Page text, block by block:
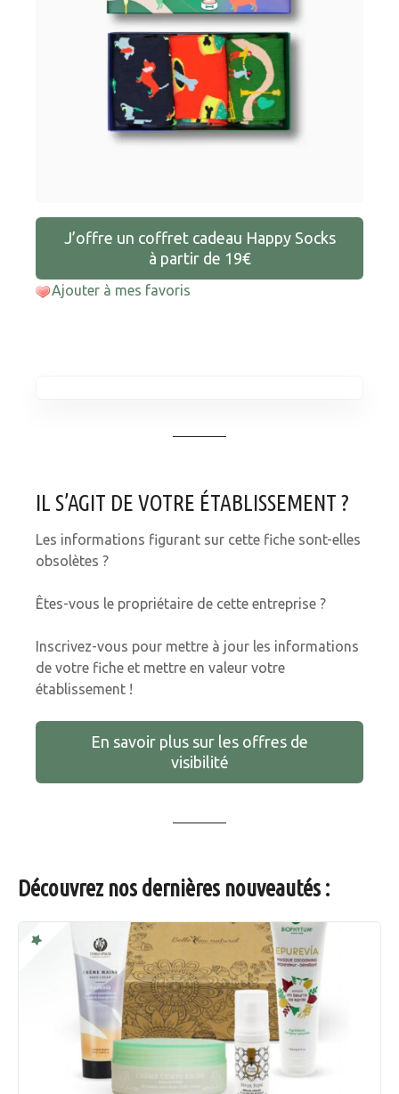
J’offre un coffret cadeau Happy Socks
à partir de 19€
Ajouter à mes favoris
IL S’AGIT DE VOTRE ÉTABLISSEMENT ?
Les informations figurant sur cette fiche sont-elles
obsolètes ?
Êtes-vous le propriétaire de cette entreprise ?
Inscrivez-vous pour mettre à jour les informations
de votre fiche et mettre en valeur votre
établissement !
En savoir plus sur les offres de
visibilité
Découvrez nos dernières nouveautés :